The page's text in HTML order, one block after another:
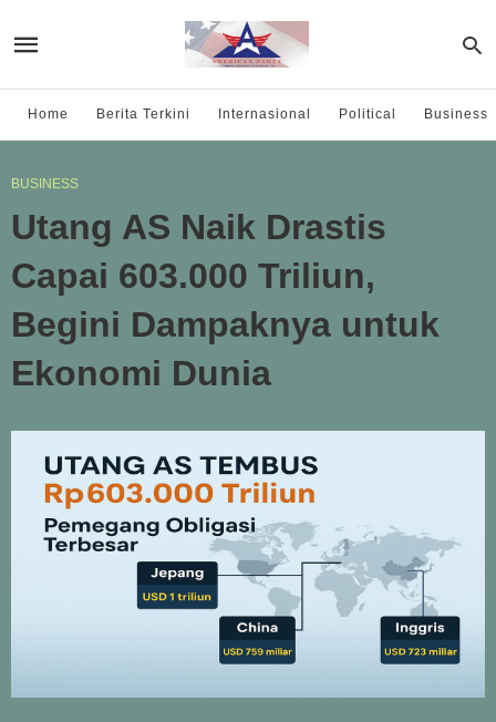
Home Berita Terkini Internasional Political Business
BUSINESS
Utang AS Naik Drastis
Capai 603.000 Triliun,
Begini Dampaknya untuk
Ekonomi Dunia